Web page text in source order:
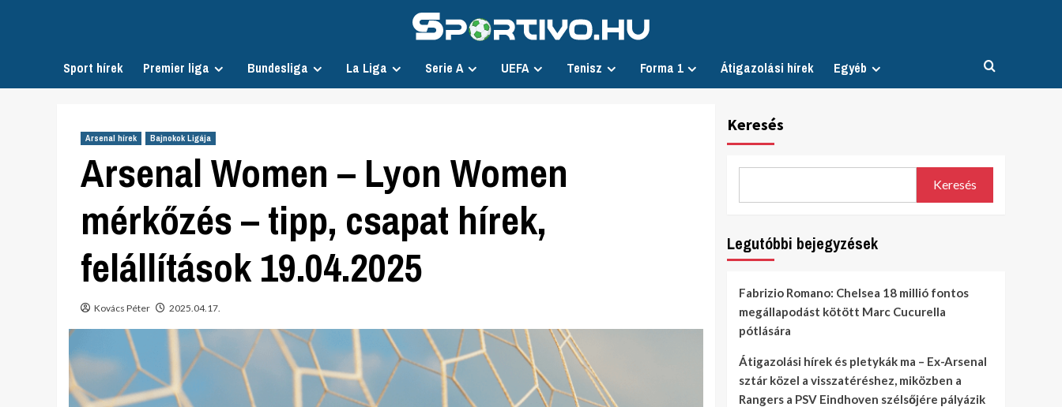
Sport hírek Premier liga Bundesliga La Liga Serie A UEFA Tenisz Forma 1 Átigazolási hírek Egyéb
Arsenal hírek Bajnokok Ligája
Arsenal Women – Lyon Women
mérkőzés – tipp, csapat hírek,
felállítások 19.04.2025
Kovács Péter 2025.04.17.
Keresés
Keresés
Legutóbbi bejegyzések
Fabrizio Romano: Chelsea 18 millió fontos
megállapodást kötött Marc Cucurella
pótlására
Átigazolási hírek és pletykák ma – Ex-Arsenal
sztár közel a visszatéréshez, miközben a
Rangers a PSV Eindhoven szélsőjére pályázik